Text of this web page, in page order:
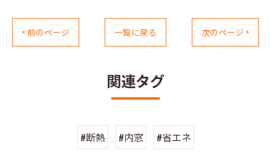
< 前のページ 一覧に戻る 次のページ >
関連タグ
#断熱 #内窓 #省エネ